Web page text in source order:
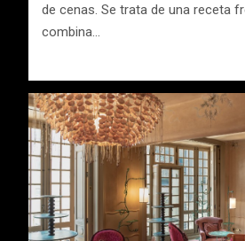
de cenas. Se trata de una receta
combina…